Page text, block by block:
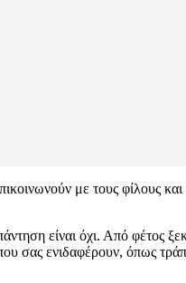
με τους φίλους
είναι όχι. Από φέτος
σας ενιδαφέρουν, όπως